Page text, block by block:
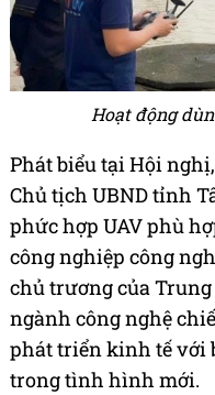
Hoạt động
Phát biểu tại Hội
Chủ tịch UBND tỉnh
phức hợp UAV phù
công nghiệp công
chủ trương của
ngành công nghệ
phát triển kinh tế với
trong tình hình mới.